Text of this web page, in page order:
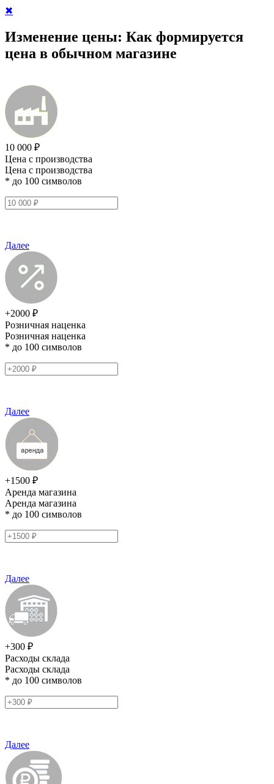
✖
Изменение цены: Как формируется
цена в обычном магазине
10 000 ₽
Цена с производства
Цена с производства
* до 100 символов
Далее
+2000 ₽
Розничная наценка
Розничная наценка
* до 100 символов
Далее
+1500 ₽
Аренда магазина
Аренда магазина
* до 100 символов
Далее
+300 ₽
Расходы склада
Расходы склада
* до 100 символов
Далее